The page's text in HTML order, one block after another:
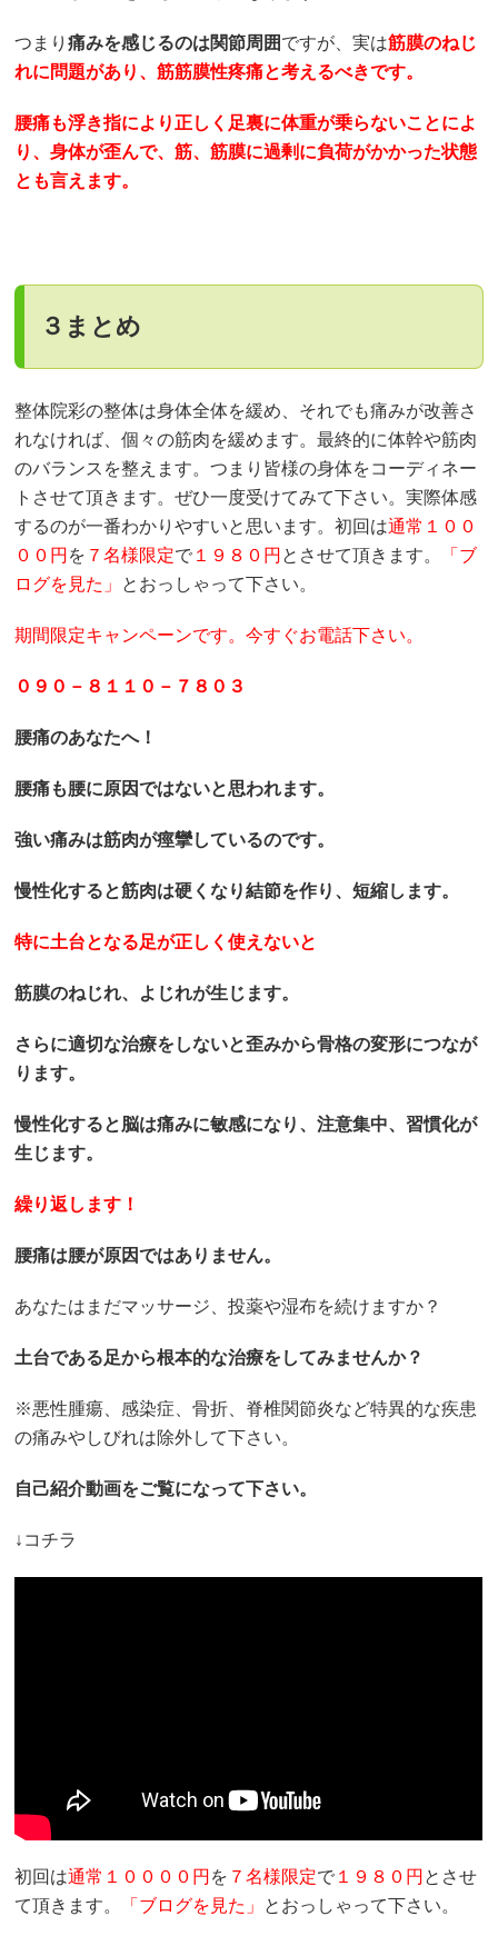
つまり痛みを感じるのは関節周囲ですが、実は筋膜のねじ
れに問題があり、筋筋膜性疼痛と考えるべきです。
腰痛も浮き指により正しく足裏に体重が乗らないことによ
り、身体が歪んで、筋、筋膜に過剰に負荷がかかった状態
とも言えます。
３まとめ
整体院彩の整体は身体全体を緩め、それでも痛みが改善さ
れなければ、個々の筋肉を緩めます。最終的に体幹や筋肉
のバランスを整えます。つまり皆様の身体をコーディネー
トさせて頂きます。ぜひ一度受けてみて下さい。実際体感
するのが一番わかりやすいと思います。初回は通常１００
００円 を ７名様限定で １９８０円 とさせて頂きます。
「ブ
ログを見た」 とおっしゃって下さい。
期間限定キャンペーンです。今すぐお電話下さい。
０９０－８１１０－７８０３
腰痛のあなたへ！
腰痛も腰に原因ではないと思われます。
強い痛みは筋肉が痙攣しているのです。
慢性化すると筋肉は硬くなり結節を作り、短縮します。
特に土台となる足が正しく使えないと
筋膜のねじれ、よじれが生じます。
さらに適切な治療をしないと歪みから骨格の変形につなが
ります。
慢性化すると脳は痛みに敏感になり、注意集中、習慣化が
生じます。
繰り返します！
腰痛は腰が原因ではありません。
あなたはまだマッサージ、投薬や湿布を続けますか？
土台である足から根本的な治療をしてみませんか？
※悪性腫瘍、感染症、骨折、脊椎関節炎など特異的な疾患
の痛みやしびれは除外して下さい。
自己紹介動画をご覧になって下さい。
↓コチラ
初回は通常１００００円 を ７名様限定で １９８０円 とさせ
て頂きます。
「ブログを見た」 とおっしゃって下さい。